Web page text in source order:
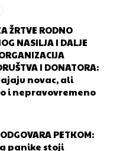
ŽRTVE RODNO
NASILJA I DALJE
I DONATORA:
novac, ali
i nepravovremeno
PETKOM:
panike stoji